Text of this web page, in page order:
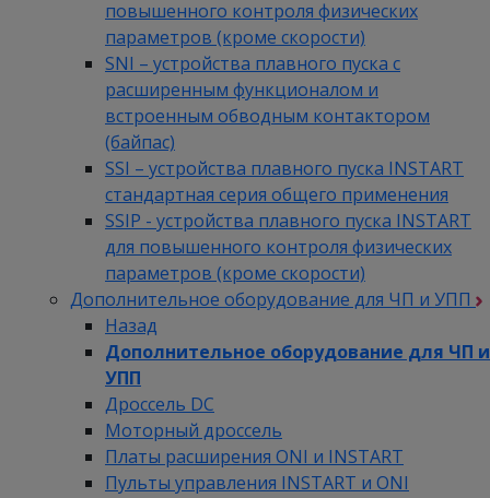
повышенного контроля физических
параметров (кроме скорости)
SNI – устройства плавного пуска с
расширенным функционалом и
встроенным обводным контактором
(байпас)
SSI – устройства плавного пуска INSTART
стандартная серия общего применения
SSIP - устройства плавного пуска INSTART
для повышенного контроля физических
параметров (кроме скорости)
Дополнительное оборудование для ЧП и УПП
Назад
Дополнительное оборудование для ЧП и
УПП
Дроссель DC
Моторный дроссель
Платы расширения ONI и INSTART
Пульты управления INSTART и ONI